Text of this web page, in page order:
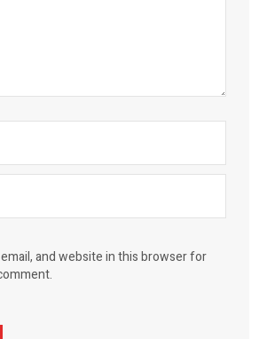
and website in this browser for